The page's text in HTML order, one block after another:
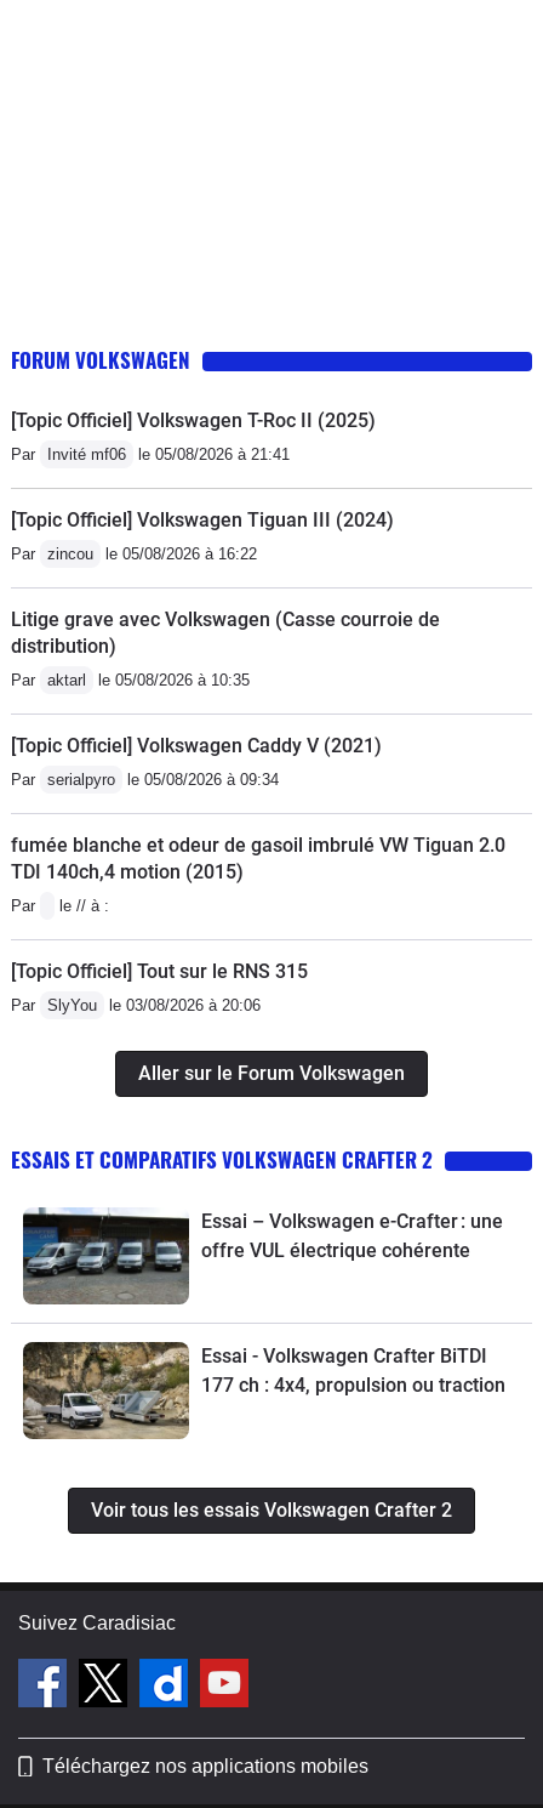
FORUM VOLKSWAGEN
[Topic Officiel] Volkswagen T-Roc II (2025)
Par Invité mf06 le 05/08/2026 à 21:41
[Topic Officiel] Volkswagen Tiguan III (2024)
Par zincou le 05/08/2026 à 16:22
Litige grave avec Volkswagen (Casse courroie de
distribution)
Par aktarl le 05/08/2026 à 10:35
[Topic Officiel] Volkswagen Caddy V (2021)
Par serialpyro le 05/08/2026 à 09:34
fumée blanche et odeur de gasoil imbrulé VW Tiguan 2.0
TDI 140ch,4 motion (2015)
Par le // à :
[Topic Officiel] Tout sur le RNS 315
Par SlyYou le 03/08/2026 à 20:06
Aller sur le Forum Volkswagen
ESSAIS ET COMPARATIFS VOLKSWAGEN CRAFTER 2
Essai – Volkswagen e-Crafter : une
offre VUL électrique cohérente
Essai - Volkswagen Crafter BiTDI
177 ch : 4x4, propulsion ou traction
Voir tous les essais Volkswagen Crafter 2
Suivez Caradisiac
Téléchargez nos applications mobiles